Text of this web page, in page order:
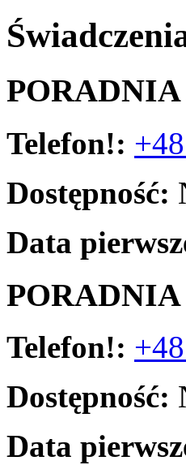
Telefon!:
Dostępność:
Data
Telefon!:
Dostępność:
Data